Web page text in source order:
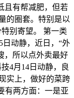
且有帮减肥，但若
的圈套。特别是以
别寄望。 第一类
动静，近日，“外
，所以点外卖最好
4月14日动静，良
实上，做好的菜跨
有两方面：一是亚